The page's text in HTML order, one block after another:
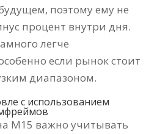
поэтому ему не
процент внутри дня.
легче
если рынок стоит
диапазоном.
с использованием
M15 важно учитывать